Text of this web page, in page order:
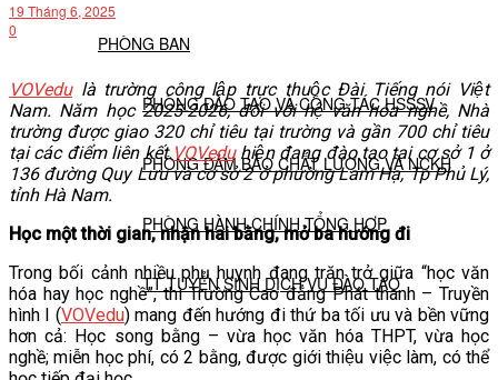
PHÒNG BAN
PHÒNG ĐÀO TẠO VÀ CÔNG TÁC HSSSV
PHÒNG ĐẢM BẢO CHẤT LƯỢNG VÀ NCKH
PHÒNG HÀNH CHÍNH TỔNG HỢP
TT TUYỂN SINH DỊCH VỤ ĐÀO TẠO
NGHIÊN CỨU KHOA HỌC
19 Tháng 6, 2025
0
VOVedulà trường công lập trực thuộc Đài Tiếng nói Việt
Nam. Năm học 2025-2026, đối với hệ văn hóa nghề, Nhà
trường được giao 320 chỉ tiêu tại trường và gần 700 chỉ tiêu
tại các điểm liên kết.VOVeduhiện đang đào tạo tại cơ sở 1 ở
136 đường Quy Lưu và cơ sở 2 ở phường Lam Hạ, Tp Phủ Lý,
tỉnh Hà Nam.
Học một thời gian, nhận hai bằng, mở ba hướng đi
Trong bối cảnh nhiều phụ huynh đang trăn trở giữa “học văn
hóa hay học nghề”, thì Trường Cao đẳng Phát thanh – Truyền
hình I (VOVedu) mang đến hướng đi thứ ba tối ưu và bền vững
hơn cả: Học song bằng – vừa học văn hóa THPT, vừa học
nghề; miễn học phí, có 2 bằng, được giới thiệu việc làm, có thể